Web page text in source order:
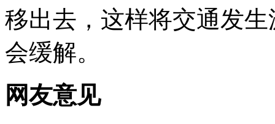
移出去，这样将交通发
会缓解。
网友意见